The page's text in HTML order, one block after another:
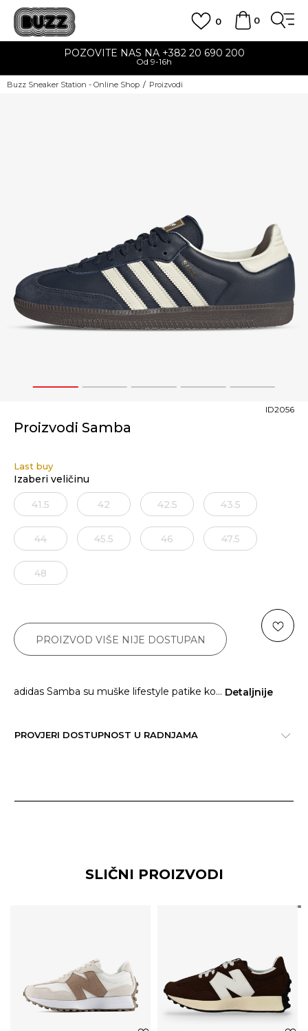
0
0
POZOVITE NAS NA +382 20 690 200
Od 9-16h
Buzz Sneaker Station - Online Shop Proizvodi
1 2 3 4 5
Proizvodi Samba
ID2056
Last buy
Izaberi veličinu
41.5 42 42.5 43.5
44 45.5 46 47.5
48
PROIZVOD VIŠE NIJE DOSTUPAN
adidas Samba su muške lifestyle patike ko... Detaljnije
PROVJERI DOSTUPNOST U RADNJAMA
SLIČNI PROIZVODI